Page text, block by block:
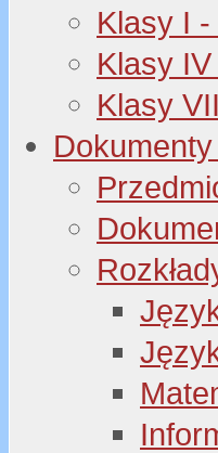
Klasy I -
Klasy
Klasy